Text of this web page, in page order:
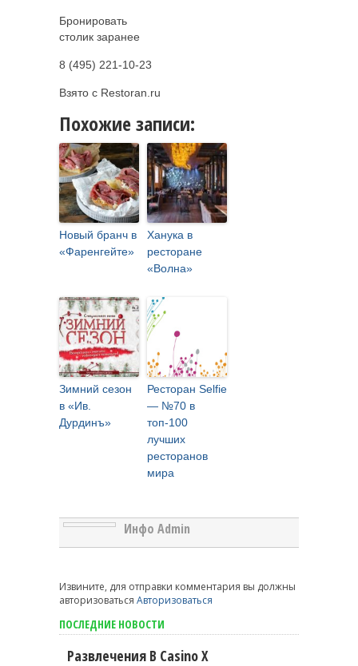
Бронировать
столик заранее
8 (495) 221-10-23
Взято с Restoran.ru
Похожие записи:
Новый бранч в
«Фаренгейте»
Ханука в
ресторане
«Волна»
Зимний сезон
в «Ив.
Дурдинъ»
Ресторан Selfie
— №70 в
топ-100
лучших
ресторанов
мира
Инфо Admin
Извините, для отправки комментария вы должны
авторизоваться Авторизоваться
ПОСЛЕДНИЕ НОВОСТИ
Развлечения В Casino X